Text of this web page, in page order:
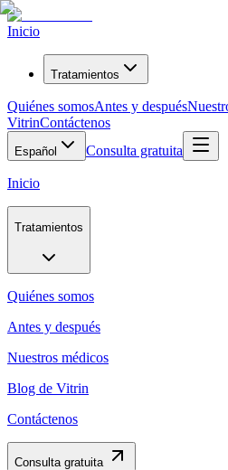
Inicio
Tratamientos
Quiénes somosAntes y después
VitrinContáctenos
Español Consulta gratuita
Inicio
Tratamientos
Quiénes somos
Antes y después
Nuestros médicos
Blog de Vitrin
Contáctenos
Consulta gratuita